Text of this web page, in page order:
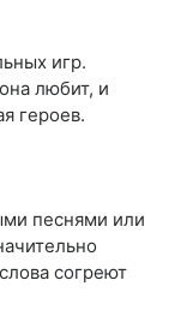
игр.
любит, и
героев.
песнями или
согреют